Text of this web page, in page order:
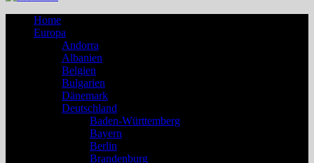
Home
Europa
Andorra
Albanien
Belgien
Bulgarien
Dänemark
Deutschland
Baden-Württemberg
Bayern
Berlin
Brandenburg